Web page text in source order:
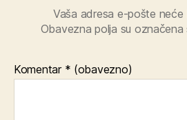
Vaša adresa e-pošte neće
Obavezna polja su označena
Komentar * (obavezno)